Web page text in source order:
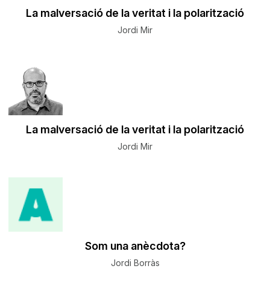
La malversació de la veritat i la polarització
Jordi Mir
La malversació de la veritat i la polarització
Jordi Mir
Som una anècdota?
Jordi Borràs